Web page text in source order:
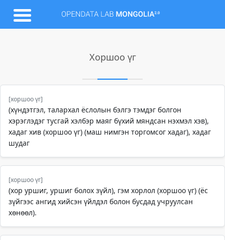
Хоршоо үг
[хоршоо үг]
(хүндэтгэл, талархал ёслолын бэлгэ тэмдэг болгон
хэрэглэдэг тусгай хэлбэр маяг бүхий мяндсан нэхмэл хэв),
хадаг хив (хоршоо үг) (маш нимгэн торгомсог хадаг), хадаг
шудаг
[хоршоо үг]
(хор уршиг, уршиг болох зүйл), гэм хорлол (хоршоо үг) (ёс
зүйгээс ангид хийсэн үйлдэл болон бусдад учруулсан
хөнөөл).